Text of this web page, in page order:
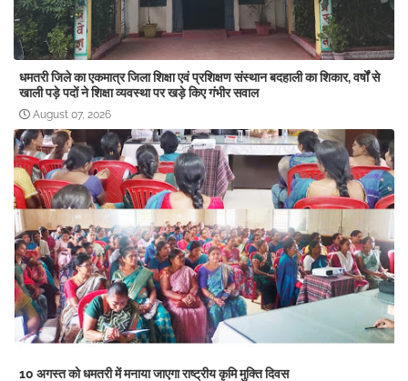
धमतरी जिले का एकमात्र जिला शिक्षा एवं प्रशिक्षण संस्थान बदहाली का शिकार, वर्षों से
खाली पड़े पदों ने शिक्षा व्यवस्था पर खड़े किए गंभीर सवाल
August 07, 2026
10 अगस्त को धमतरी में मनाया जाएगा राष्ट्रीय कृमि मुक्ति दिवस